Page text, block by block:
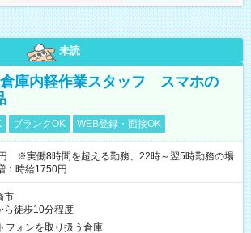
未読
倉庫内軽作業スタッフ スマホの
ブランクOK WEB登録・面接OK
※実働8時間を超える勤務、22時～翌5時勤務の場
：時給1750円
市
ら徒歩10分程度
フォンを取り扱う倉庫